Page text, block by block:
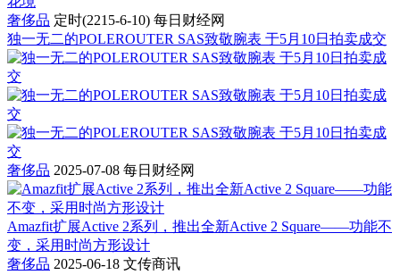
奢侈品 定时(2215-6-10) 每日财经网
独一无二的POLEROUTER SAS致敬腕表 于5月10日拍卖成交
奢侈品 2025-07-08 每日财经网
Amazfit扩展Active 2系列，推出全新Active 2 Square——功能不
变，采用时尚方形设计
奢侈品 2025-06-18 文传商讯